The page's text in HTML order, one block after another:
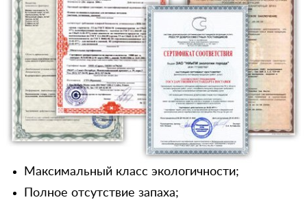
Максимальный класс экологичности;
Полное отсутствие запаха;